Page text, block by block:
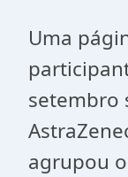
Uma
setembro
agrupou